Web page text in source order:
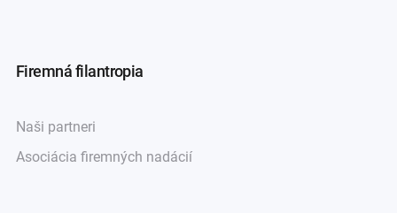
Firemná filantropia
Naši partneri
Asociácia firemných nadácií